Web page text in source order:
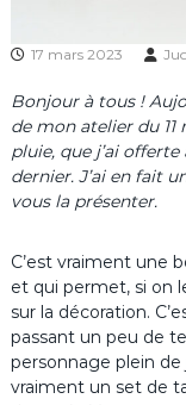
17 mars 2023
Bonjour à tous !
de mon atelier du 11
pluie, que j’ai offerte
dernier. J’ai en fait
vous la présenter.
C’est vraiment une
et qui permet, si on
sur la décoration.
passant un peu de
personnage plein de
vraiment un set de